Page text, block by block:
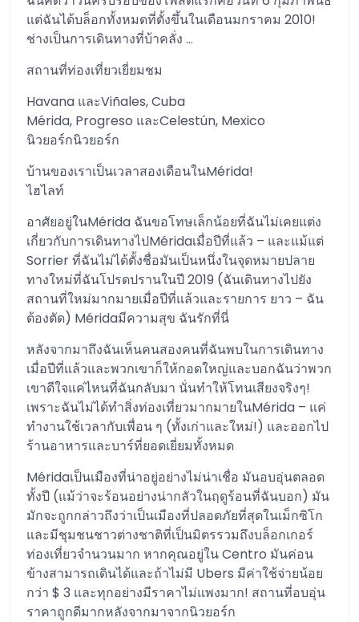
แต่ฉันได้บล็อกทั้งหมดที่ตั้งขึ้นในเดือนมกราคม 2010!
ช่างเป็นการเดินทางที่บ้าคลั่ง …
สถานที่ท่องเที่ยวเยี่ยมชม
Havana และViñales, Cuba
Mérida, Progreso และCelestún, Mexico
นิวยอร์กนิวยอร์ก
บ้านของเราเป็นเวลาสองเดือนในMérida!
ไฮไลท์
อาศัยอยู่ในMérida ฉันขอโทษเล็กน้อยที่ฉันไม่เคยแต่ง
เกี่ยวกับการเดินทางไปMéridaเมื่อปีที่แล้ว – และแม้แต่
Sorrier ที่ฉันไม่ได้ตั้งชื่อมันเป็นหนึ่งในจุดหมายปลาย
ทางใหม่ที่ฉันโปรดปรานในปี 2019 (ฉันเดินทางไปยัง
สถานที่ใหม่มากมายเมื่อปีที่แล้วและรายการ ยาว – ฉัน
ต้องตัด) Méridaมีความสุข ฉันรักที่นี่
หลังจากมาถึงฉันเห็นคนสองคนที่ฉันพบในการเดินทาง
เมื่อปีที่แล้วและพวกเขาก็ให้กอดใหญ่และบอกฉันว่าพวก
เขาดีใจแค่ไหนที่ฉันกลับมา นั่นทำให้โทนเสียงจริงๆ!
เพราะฉันไม่ได้ทำสิ่งท่องเที่ยวมากมายในMérida – แค่
ทำงานใช้เวลากับเพื่อน ๆ (ทั้งเก่าและใหม่!) และออกไป
ร้านอาหารและบาร์ที่ยอดเยี่ยมทั้งหมด
Méridaเป็นเมืองที่น่าอยู่อย่างไม่น่าเชื่อ มันอบอุ่นตลอด
ทั้งปี (แม้ว่าจะร้อนอย่างน่ากลัวในฤดูร้อนที่ฉันบอก) มัน
มักจะถูกกล่าวถึงว่าเป็นเมืองที่ปลอดภัยที่สุดในเม็กซิโก
และมีชุมชนชาวต่างชาติที่เป็นมิตรรวมถึงบล็อกเกอร์
ท่องเที่ยวจำนวนมาก หากคุณอยู่ใน Centro มันค่อน
ข้างสามารถเดินได้และถ้าไม่มี Ubers มีค่าใช้จ่ายน้อย
กว่า $ 3 และทุกอย่างมีราคาไม่แพงมาก! สถานที่อบอุ่น
ราคาถูกดีมากหลังจากมาจากนิวยอร์ก